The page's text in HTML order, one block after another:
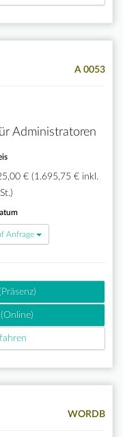
A 0053
Administratoren
€ (1.695,75 € inkl.
Anfrage
WORDB